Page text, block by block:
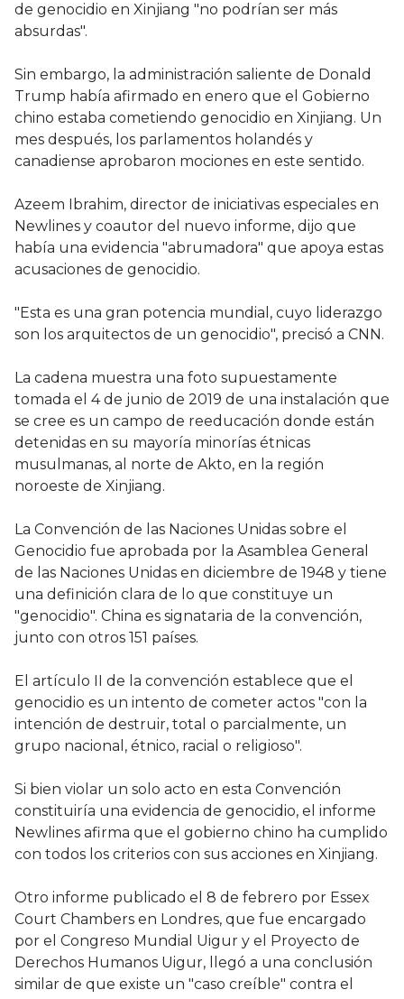
de genocidio en Xinjiang "no podrían ser más
absurdas".
Sin embargo, la administración saliente de Donald
Trump había afirmado en enero que el Gobierno
chino estaba cometiendo genocidio en Xinjiang. Un
mes después, los parlamentos holandés y
canadiense aprobaron mociones en este sentido.
Azeem Ibrahim, director de iniciativas especiales en
Newlines y coautor del nuevo informe, dijo que
había una evidencia "abrumadora" que apoya estas
acusaciones de genocidio.
"Esta es una gran potencia mundial, cuyo liderazgo
son los arquitectos de un genocidio", precisó a CNN.
La cadena muestra una foto supuestamente
tomada el 4 de junio de 2019 de una instalación que
se cree es un campo de reeducación donde están
detenidas en su mayoría minorías étnicas
musulmanas, al norte de Akto, en la región
noroeste de Xinjiang.
La Convención de las Naciones Unidas sobre el
Genocidio fue aprobada por la Asamblea General
de las Naciones Unidas en diciembre de 1948 y tiene
una definición clara de lo que constituye un
"genocidio". China es signataria de la convención,
junto con otros 151 países.
El artículo II de la convención establece que el
genocidio es un intento de cometer actos "con la
intención de destruir, total o parcialmente, un
grupo nacional, étnico, racial o religioso".
Si bien violar un solo acto en esta Convención
constituiría una evidencia de genocidio, el informe
Newlines afirma que el gobierno chino ha cumplido
con todos los criterios con sus acciones en Xinjiang.
Otro informe publicado el 8 de febrero por Essex
Court Chambers en Londres, que fue encargado
por el Congreso Mundial Uigur y el Proyecto de
Derechos Humanos Uigur, llegó a una conclusión
similar de que existe un "caso creíble" contra el